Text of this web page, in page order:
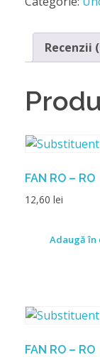
Recenzii
FAN RO – RO
12,60 lei
Adaugă în
FAN RO – RO